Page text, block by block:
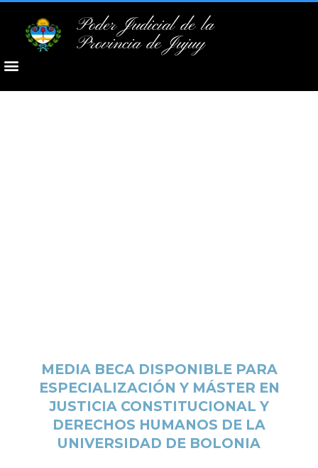
Poder Judicial de la
Provincia de Jujuy
MEDIA BECA DISPONIBLE PARA
ESPECIALIZACIÓN Y MÁSTER EN
JUSTICIA CONSTITUCIONAL Y
DERECHOS HUMANOS DE LA
UNIVERSIDAD DE BOLONIA